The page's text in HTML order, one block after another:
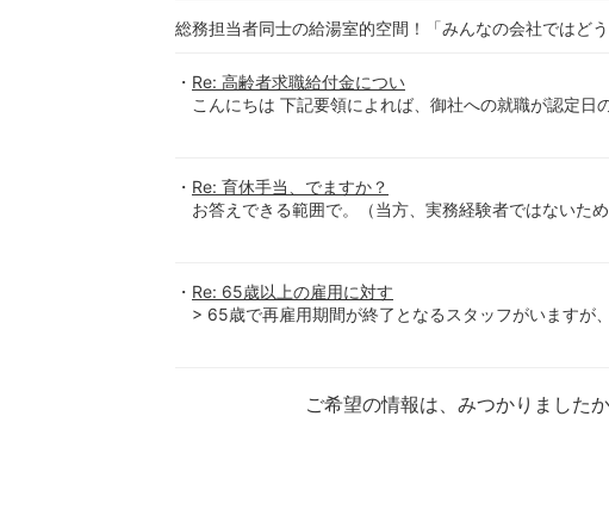
総務担当者同士の給湯室的空間！「みんなの会社ではど
Re: 高齢者求職給付金につい
こんにちは 下記要領によれば、御社への就職が認定
Re: 育休手当、でますか？
お答えできる範囲で。（当方、実務経験者ではないた
Re: 65歳以上の雇用に対す
> 65歳で再雇用期間が終了となるスタッフがいますが
ご希望の情報は、みつかりました